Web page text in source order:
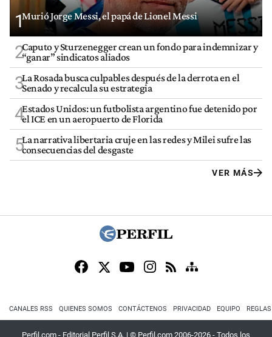
1Murió Jorge Messi, el papá de Lionel Messi
2Caputo y Sturzenegger crean un fondo para indemnizar y
“ganar” sindicatos aliados
3La Rosada busca culpables después de la derrota en el
Senado y recalcula su estrategia
4Estados Unidos: un futbolista argentino fue detenido por
el ICE en un aeropuerto de Florida
5La narrativa libertaria cruje en las redes y Milei sufre las
consecuencias del desgaste
VER MÁS
CANALES RSS QUIENES SOMOS CONTÁCTENOS PRIVACIDAD EQUIPO
Perfil.com - Editorial Perfil S.A. | © Perfil.com 2006-2026 - Todos los